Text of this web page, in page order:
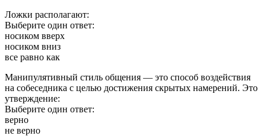
Ложки располагают:
Выберите один ответ:
носиком вверх
носиком вниз
все равно как
Манипулятивный стиль общения — это способ воздействия
на собеседника с целью достижения скрытых намерений. Это
утверждение:
Выберите один ответ:
верно
не верно